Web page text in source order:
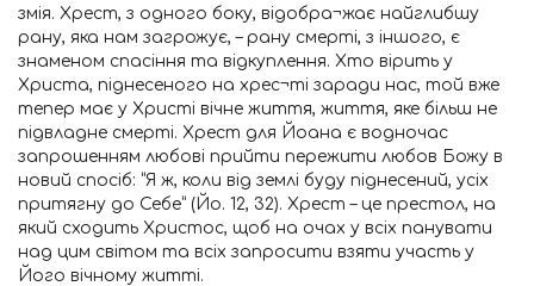
змія. Хрест, з одного боку, відобра¬жає найглибшу
рану, яка нам загрожує, – рану смерті, з іншого, є
знаменом спасіння та відкуплення. Хто вірить у
Христа, піднесеного на хрес¬ті заради нас, той вже
тепер має у Христі вічне життя, життя, яке більш не
підвладне смерті. Хрест для Йоана є водночас
запрошенням любові прийти пережити любов Божу в
новий спосіб: “Я ж, коли від землі буду піднесений, усіх
притягну до Себе” (Йо. 12, 32). Хрест – це престол, на
який сходить Христос, щоб на очах у всіх панувати
над цим світом та всіх запросити взяти участь у
Його вічному житті.